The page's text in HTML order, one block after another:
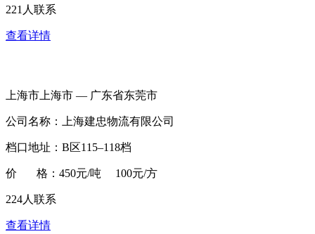
221人联系
查看详情
上海市上海市 — 广东省东莞市
公司名称：上海建忠物流有限公司
档口地址：B区115–118档
价 格：450元/吨 100元/方
224人联系
查看详情